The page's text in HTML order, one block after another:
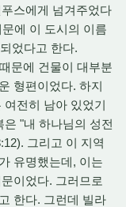
스에게 넘겨주었다
에 이 도시의 이름
었다고 한다.
문에 건물이 대부분
형편이었다. 하지
전히 남아 있었기
"내 하나님의 성전
그리고 이 지역
유명했는데, 이는
이었다. 그러므로
한다. 그런데 빌라